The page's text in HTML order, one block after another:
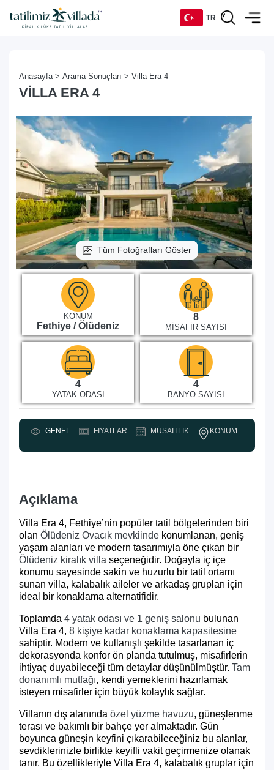
TR
Anasayfa > Arama Sonuçları > Villa Era 4
VILLA ERA 4
Tüm Fotoğrafları Göster
KONUM
Fethiye / Ölüdeniz
8
MISAFIR SAYISI
4
YATAK ODASI
4
BANYO SAYISI
GENEL FIYATLAR MÜSAITLIK KONUM
Açıklama
Villa Era 4, Fethiye’nin popüler tatil bölgelerinden biri
olan Ölüdeniz Ovacık mevkiinde konumlanan, geniş
yaşam alanları ve modern tasarımıyla öne çıkan bir
Ölüdeniz kiralık villa seçeneğidir. Doğayla iç içe
konumu sayesinde sakin ve huzurlu bir tatil ortamı
sunan villa, kalabalık aileler ve arkadaş grupları için
ideal bir konaklama alternatifidir.
Toplamda 4 yatak odası ve 1 geniş salonu bulunan
Villa Era 4, 8 kişiye kadar konaklama kapasitesine
sahiptir. Modern ve kullanışlı şekilde tasarlanan iç
dekorasyonda konfor ön planda tutulmuş, misafirlerin
ihtiyaç duyabileceği tüm detaylar düşünülmüştür. Tam
donanımlı mutfağı, kendi yemeklerini hazırlamak
isteyen misafirler için büyük kolaylık sağlar.
Villanın dış alanında özel yüzme havuzu, güneşlenme
terası ve bakımlı bir bahçe yer almaktadır. Gün
boyunca güneşin keyfini çıkarabileceğiniz bu alanlar,
sevdiklerinizle birlikte keyifli vakit geçirmenize olanak
tanır. Bu özellikleriyle Villa Era 4, kalabalık gruplar için